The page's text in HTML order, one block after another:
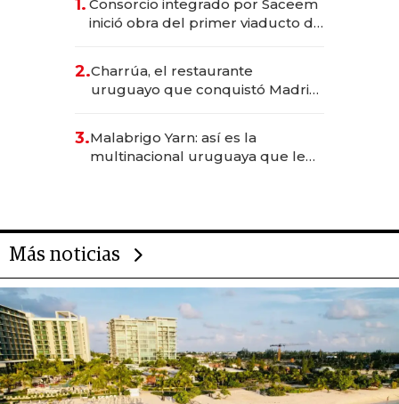
1. Consorcio integrado por Saceem
inició obra del primer viaducto de
millones
2.Charrúa, el restaurante
uruguayo que conquistó Madrid:
anticipación y prepara apertura
3.Malabrigo Yarn: así es la
multinacional uruguaya que le
Más noticias